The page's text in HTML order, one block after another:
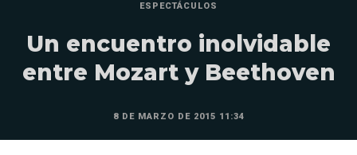
ESPECTÁCULOS
Un encuentro inolvidable
entre Mozart y Beethoven
8 DE MARZO DE 2015 11:34